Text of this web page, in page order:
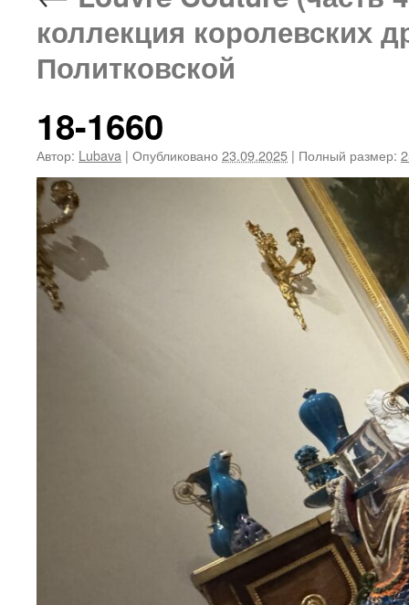
коллекция королевских
Политковской
18-1660
Автор: Lubava | Опубликовано 23.09.2025 | Полный размер: